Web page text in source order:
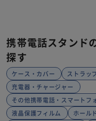
携帯電話スタンド
探す
ケース・カバー
ストラッ
充電器・チャージャー
その他携帯電話・スマートフ
液晶保護フィルム
ホール